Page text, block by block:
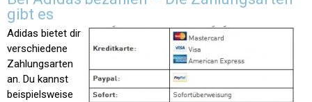
gibt es
Adidas bietet dir
verschiedene
Zahlungsarten
an. Du kannst
beispielsweise